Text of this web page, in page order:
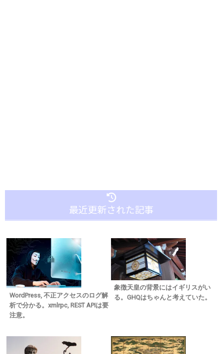
最近更新された記事
WordPress, 不正アクセスのログ解
析で分かる。xmlrpc, REST APIは要
注意。
象徴天皇の背景にはイギリスがい
る。GHQはちゃんと考えていた。